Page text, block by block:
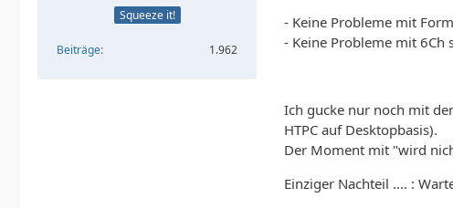
Squeeze it!
Beiträge 1.962
- Keine Probleme mit
- Keine Probleme mit 6Ch
Ich gucke nur noch mit
HTPC auf Desktopbasis).
Der Moment mit "wird
Einziger Nachteil .... :